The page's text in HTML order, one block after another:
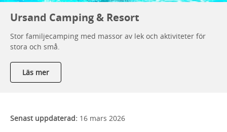
Ursand Camping & Resort
Stor familjecamping med massor av lek och aktiviteter för
stora och små.
Läs mer
Senast uppdaterad: 16 mars 2026